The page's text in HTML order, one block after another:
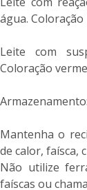
água.
Leite com
Coloração
Armazenamento:
Mantenha o
de calor, faísca,
Não utilize
faíscas ou